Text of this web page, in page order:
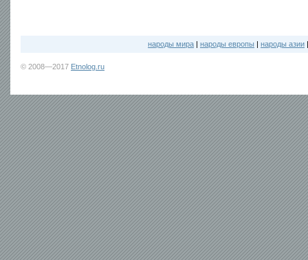
народы мира | народы европы | народы азии
© 2008—2017 Etnolog.ru